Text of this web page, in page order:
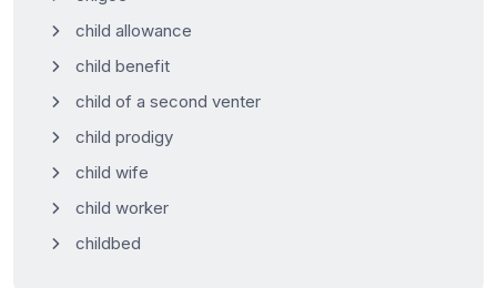
child allowance
child benefit
child of a second venter
child prodigy
child wife
child worker
childbed